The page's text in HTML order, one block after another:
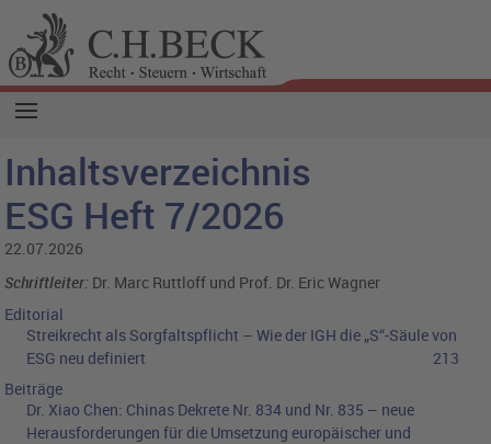
Inhaltsverzeichnis
ESG Heft 7/2026
22.07.2026
Schriftleiter: Dr. Marc Ruttloff und Prof. Dr. Eric Wagner
Editorial
Streikrecht als Sorgfaltspflicht – Wie der IGH die „S“-Säule von
ESG neu definiert
213
Beiträge
Dr. Xiao Chen: Chinas Dekrete Nr. 834 und Nr. 835 – neue
Herausforderungen für die Umsetzung europäischer und